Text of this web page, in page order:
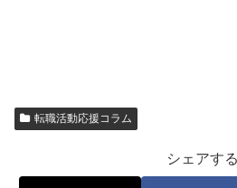
転職活動応援コラム
シェアする